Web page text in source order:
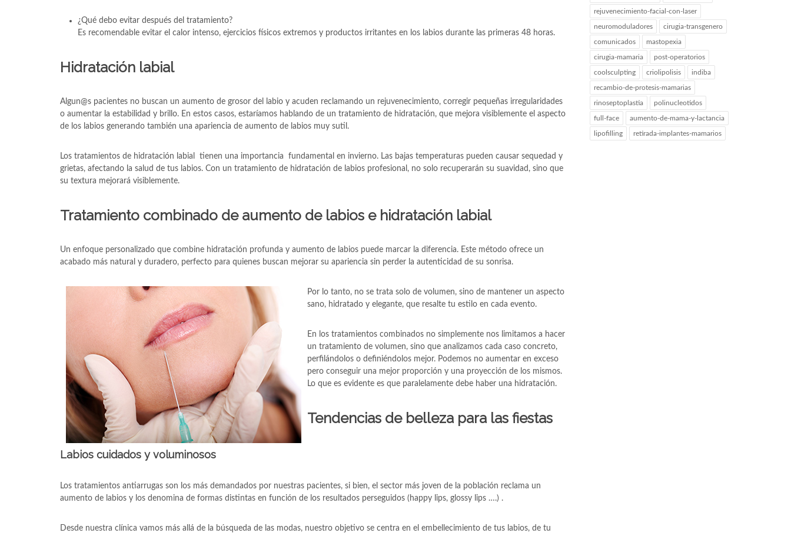
¿Qué debo evitar después del tratamiento?
Es recomendable evitar el calor intenso, ejercicios físicos extremos y productos irritantes en los labios durante las primeras 48 horas.
Hidratación labial
Algun@s pacientes no buscan un aumento de grosor del labio y acuden reclamando un rejuvenecimiento, corregir pequeñas irregularidades
o aumentar la estabilidad y brillo. En estos casos, estaríamos hablando de un tratamiento de hidratación, que mejora visiblemente el aspecto
de los labios generando también una apariencia de aumento de labios muy sutil.
Los tratamientos de hidratación labial tienen una importancia fundamental en invierno. Las bajas temperaturas pueden causar sequedad y
grietas, afectando la salud de tus labios. Con un tratamiento de hidratación de labios profesional, no solo recuperarán su suavidad, sino que
su textura mejorará visiblemente.
Tratamiento combinado de aumento de labios e hidratación labial
Un enfoque personalizado que combine hidratación profunda y aumento de labios puede marcar la diferencia. Este método ofrece un
acabado más natural y duradero, perfecto para quienes buscan mejorar su apariencia sin perder la autenticidad de su sonrisa.
Por lo tanto, no se trata solo de volumen, sino de mantener un aspecto
sano, hidratado y elegante, que resalte tu estilo en cada evento.
En los tratamientos combinados no simplemente nos limitamos a hacer
un tratamiento de volumen, sino que analizamos cada caso concreto,
perfilándolos o definiéndolos mejor. Podemos no aumentar en exceso
pero conseguir una mejor proporción y una proyección de los mismos.
Lo que es evidente es que paralelamente debe haber una hidratación.
Tendencias de belleza para las fiestas
Labios cuidados y voluminosos
Los tratamientos antiarrugas son los más demandados por nuestras pacientes, si bien, el sector más joven de la población reclama un
aumento de labios y los denomina de formas distintas en función de los resultados perseguidos (happy lips, glossy lips ….) .
Desde nuestra clínica vamos más allá de la búsqueda de las modas, nuestro objetivo se centra en el embellecimiento de tus labios, de tu
rejuvenecimiento-facial-con-laser
neuromoduladores cirugia-transgenero
comunicados mastopexia
cirugia-mamaria post-operatorios
coolsculpting criolipolisis indiba
recambio-de-protesis-mamarias
rinoseptoplastia polinucleotidos
full-face aumento-de-mama-y-lactancia
lipofilling retirada-implantes-mamarios